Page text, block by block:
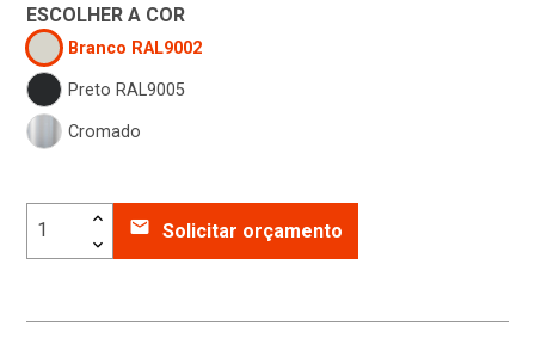
ESCOLHER A COR
Branco RAL9002
Preto RAL9005
Cromado
email Solicitar orçamento